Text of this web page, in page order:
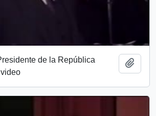
de la República